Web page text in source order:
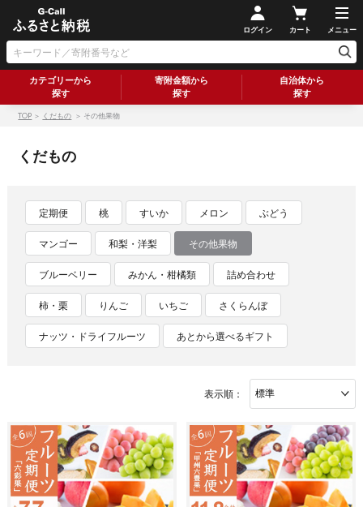
ログイン カート メニュー
カテゴリーから
探す
寄附金額から
探す
自治体から
探す
TOP ＞ くだもの ＞ その他果物
くだもの
定期便 桃 すいか メロン ぶどう
マンゴー 和梨・洋梨 その他果物
ブルーベリー みかん・柑橘類 詰め合わせ
柿・栗 りんご いちご さくらんぼ
ナッツ・ドライフルーツ あとから選べるギフト
表示順：